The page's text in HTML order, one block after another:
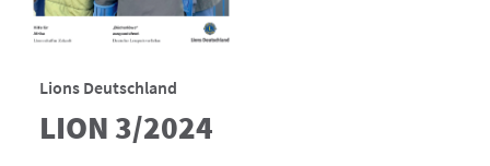
Lions Deutschland
LION 3/2024